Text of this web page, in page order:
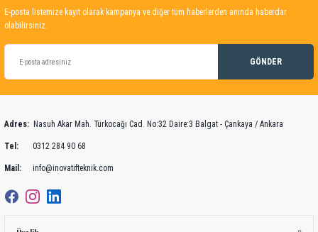
E-posta listemize kayıt olarak kampanya ve diğer tüm haberlerden anında haberdar
olabilirsiniz.
GÖNDER
Adres: Nasuh Akar Mah. Türkocağı Cad. No:32 Daire:3 Balgat - Çankaya / Ankara
Tel: 0312 284 90 68
Mail: info@inovatifteknik.com